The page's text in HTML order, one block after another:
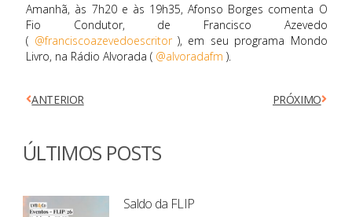
Amanhã, às 7h20 e às 19h35, Afonso Borges comenta O
Fio Condutor, de Francisco Azevedo
( @franciscoazevedoescritor), em seu programa Mondo
Livro, na Rádio Alvorada ( @alvoradafm ).
ANTERIOR PRÓXIMO
ÚLTIMOS POSTS
Saldo da FLIP